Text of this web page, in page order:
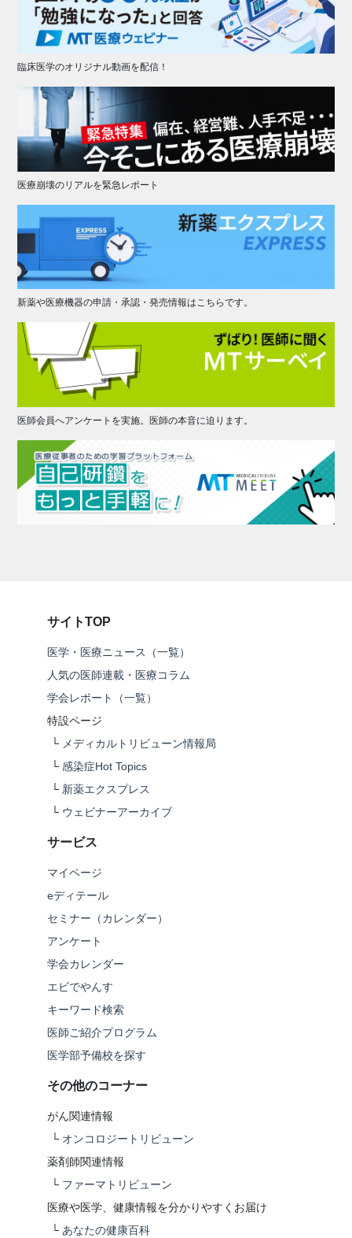
臨床医学のオリジナル動画を配信！
医療崩壊のリアルを緊急レポート
新薬や医療機器の申請・承認・発売情報はこちらです。
医師会員へアンケートを実施。医師の本音に迫ります。
サイトTOP
医学・医療ニュース（一覧）
人気の医師連載・医療コラム
学会レポート（一覧）
特設ページ
└ メディカルトリビューン情報局
└ 感染症Hot Topics
└ 新薬エクスプレス
└ ウェビナーアーカイブ
サービス
マイページ
eディテール
セミナー（カレンダー）
アンケート
学会カレンダー
エビでやんす
キーワード検索
医師ご紹介プログラム
医学部予備校を探す
その他のコーナー
がん関連情報
└ オンコロジートリビューン
薬剤師関連情報
└ ファーマトリビューン
医療や医学、健康情報を分かりやすくお届け
└ あなたの健康百科